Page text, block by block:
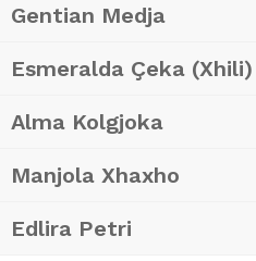
Gentian Medja
Esmeralda Çeka (Xhili)
Alma Kolgjoka
Manjola Xhaxho
Edlira Petri